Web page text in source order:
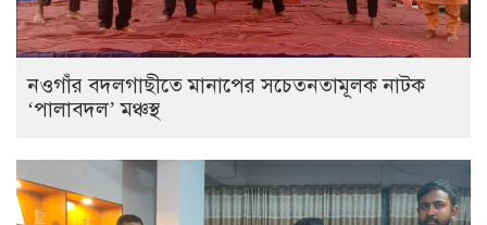
নওগাঁর বদলগাছীতে মানাপের সচেতনতামূলক নাটক
‘পালাবদল’ মঞ্চস্থ